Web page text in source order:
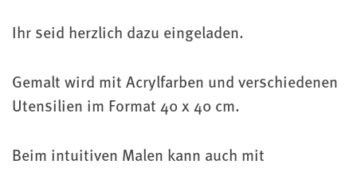
Ihr seid herzlich dazu eingeladen.
Gemalt wird mit Acrylfarben und verschiedenen
Utensilien im Format 40 x 40 cm.
Beim intuitiven Malen kann auch mit